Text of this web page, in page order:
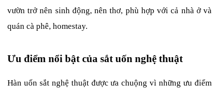
vườn trở nên sinh động, nên thơ, phù hợp với cả nhà ở và
quán cà phê, homestay.
Ưu điểm nổi bật của sắt uốn nghệ thuật
Hàn uốn sắt nghệ thuật được ưa chuộng vì những ưu điểm